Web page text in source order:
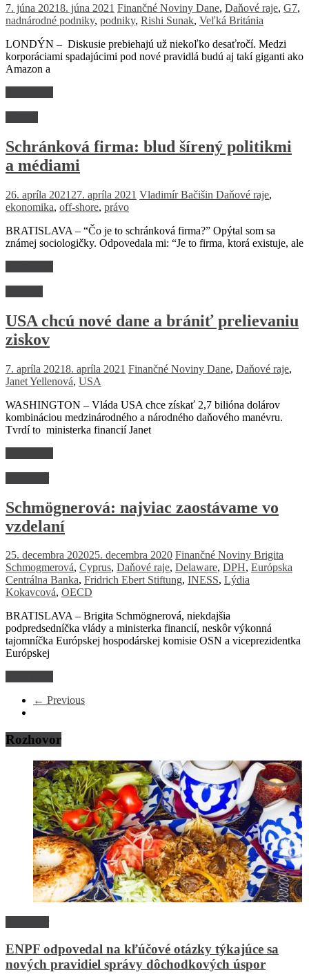
7. júna 20218. júna 2021 Finančné Noviny Dane, Daňové raje, G7,
nadnárodné podniky, podniky, Rishi Sunak, Veľká Británia
LONDÝN – Diskusie prebiehajú už niekoľko desaťročí. Medzi
korporáciami spadajúcimi pod nové pravidlá budú aj takí giganti ako
Amazon a
Schránková firma: blud šírený politikmi
a médiami
26. apríla 2021 27. apríla 2021 Vladimír Bačišin Daňové raje,
ekonomika, off-shore, právo
BRATISLAVA – “Čo je to schránková firma?” Opýtal som sa
známej sociologičky. Odpovedala mi: “Je to firma, ktorá existuje, ale
USA chcú nové dane a brániť prelievaniu
ziskov
7. apríla 20218. apríla 2021 Finančné Noviny Dane, Daňové raje,
Janet Yellenová, USA
WASHINGTON – Vláda USA chce získať 2,7 bilióna dolárov
kombináciou medzinárodného a národného daňového manévru.
Tvrdí to ministerka financií Janet
Schmögnerová: najviac zaostávame vo
vzdelaní
25. decembra 202025. decembra 2020 Finančné Noviny Brigita
Schmogmerová, Cyprus, Daňové raje, Delaware, DPH, Európska
Centrálna Banka, Fridrich Ebert Stiftung, INESS, Lýdia
Kokavcová, OECD
BRATISLAVA – Brigita Schmögnerová, niekdajšia
podpredsedníčka vlády a ministerka financií, neskôr výkonná
tajomníčka Európskej hospodárskej komisie OSN a viceprezidentka
Európskej
← Previous
Rozhovor
ENPF odpovedal na kľúčové otázky týkajúce sa
nových pravidiel správy dôchodkových úspor